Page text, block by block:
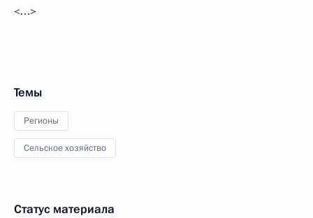
<…>
Темы
Регионы
Сельское хозяйство
Статус материала